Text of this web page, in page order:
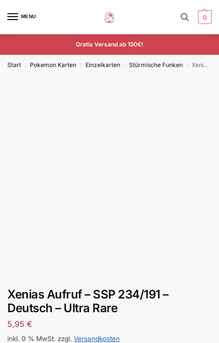
MENU 0
Gratis Versand ab 150€!
Start / Pokemon Karten / Einzelkarten / Stürmische Funken / Xenias Aufruf – SSP 234/191 – Deutsch – Ultra Rare
Xenias Aufruf – SSP 234/191 –
Deutsch – Ultra Rare
5,95 €
inkl. 0 % MwSt. zzgl. Versandkosten